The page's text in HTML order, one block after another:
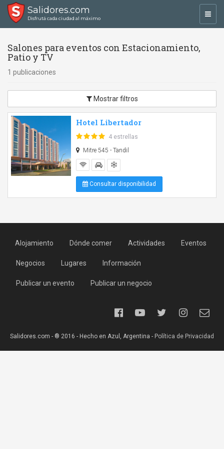
Salidores.com
Disfrutá cada ciudad al máximo
Salones para eventos con Estacionamiento,
Patio y TV
1 publicaciones
Mostrar filtros
Hotel Libertador
4 estrellas
Mitre 545 - Tandil
Consultar disponibilidad
Alojamiento Dónde comer Actividades Eventos
Negocios Lugares Información
Publicar un evento Publicar un negocio
Salidores.com - ® 2016 - Hecho en Azul, Argentina - Política de Privacidad